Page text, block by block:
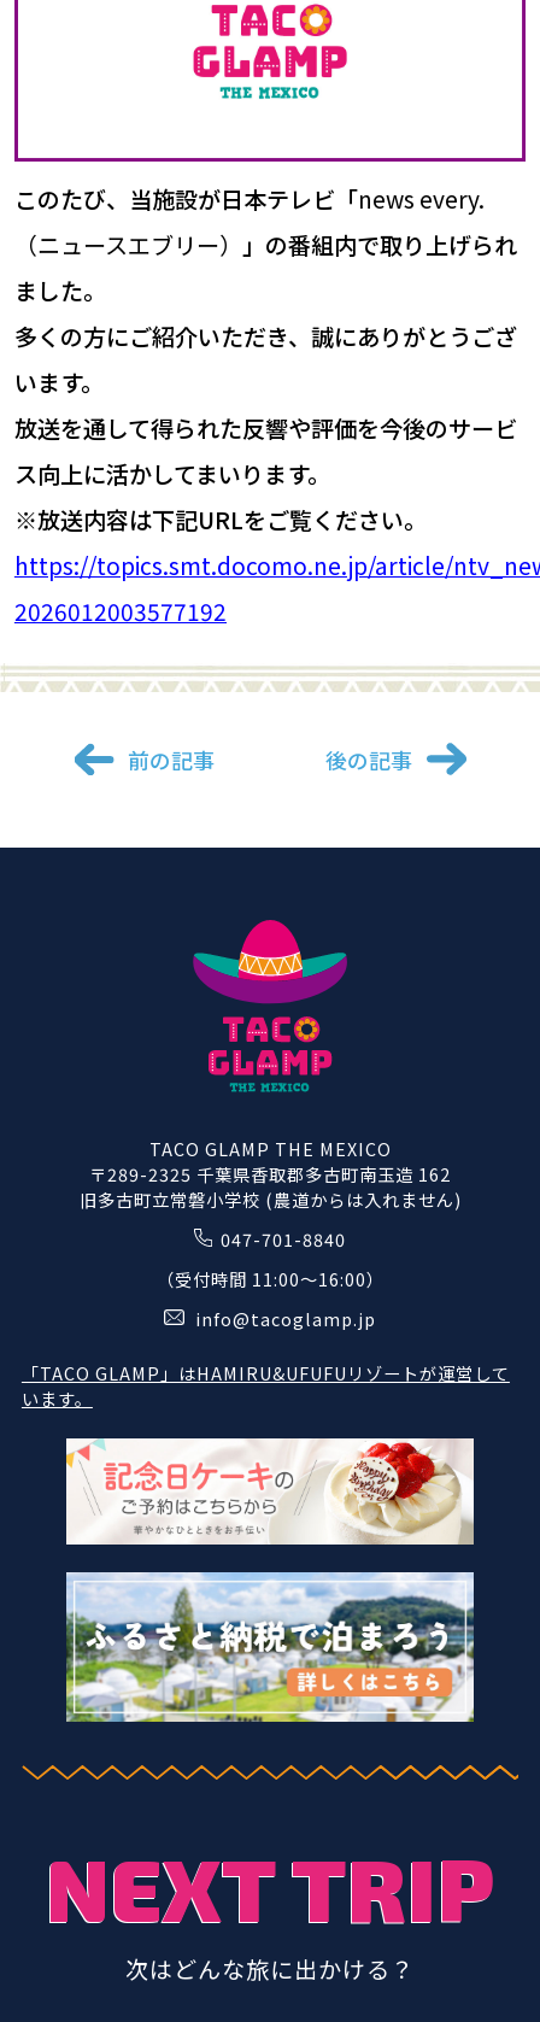
このたび、当施設が日本テレビ「news every.
（ニュースエブリー）
」の番組内で取り上げられ
ました。
多くの方にご紹介いただき、誠にありがとうござ
います。
放送を通して得られた反響や評価を今後のサービ
ス向上に活かしてまいります。
※放送内容は下記URLをご覧ください。
https://topics.smt.docomo.ne.jp/article/
2026012003577192
前の記事 後の記事
TACO GLAMP THE MEXICO
〒289-2325 千葉県香取郡多古町南玉造 162
旧多古町立常磐小学校 (農道からは入れません)
047-701-8840
（受付時間 11:00〜16:00）
info@tacoglamp.jp
「TACO GLAMP」はHAMIRU&UFUFUリゾートが運営して
います。
NEXT TRIP
次はどんな旅に出かける？